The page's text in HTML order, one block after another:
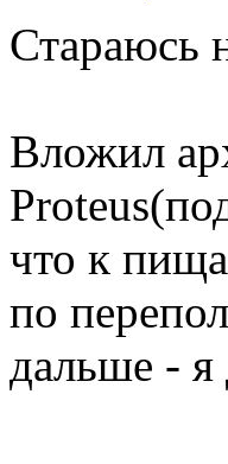
Стараюсь
Вложил
что к
по
дальше -